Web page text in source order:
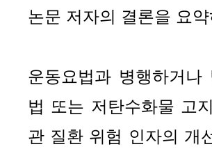
논문 저자의 결론을 요
운동요법과 병행하거
법 또는 저탄수화물 고
관 질환 위험 인자의 개